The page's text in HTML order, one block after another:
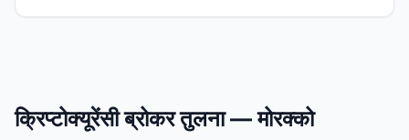
क्रिप्टोक्यूरेंसी ब्रोकर तुलना — मोरक्को